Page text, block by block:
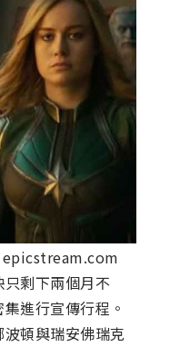
剩下兩個月不
進行宣傳行程。
頓與瑞安佛瑞克